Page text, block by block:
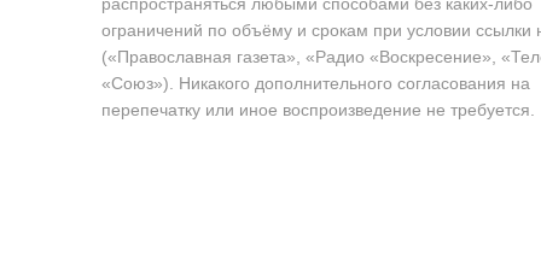
ограничений по объёму и срокам при условии ссылки
(«Православная газета», «Радио «Воскресение»,
«Союз»). Никакого дополнительного согласования на
перепечатку или иное воспроизведение не требуется.